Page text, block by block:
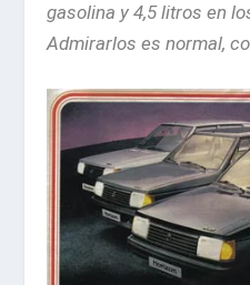
gasolina y 4,5 litros en
Admirarlos es normal,